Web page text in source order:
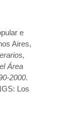
e
Aires,
Área
2000.
Los